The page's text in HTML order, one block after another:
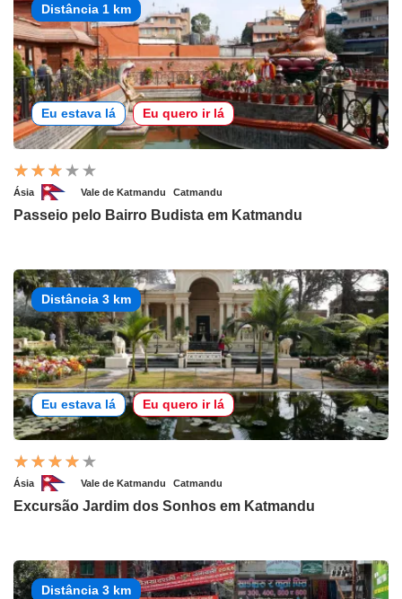
Distância 1 km
Eu estava lá Eu quero ir lá
Ásia Vale de Katmandu Catmandu
Passeio pelo Bairro Budista em Katmandu
Distância 3 km
Eu estava lá Eu quero ir lá
Ásia Vale de Katmandu Catmandu
Excursão Jardim dos Sonhos em Katmandu
Distância 3 km